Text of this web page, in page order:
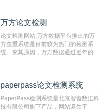
万方论文检测
论文检测网站,万方数据平台推出的万
方查重系统是目前较为热门的检测系
统。究其原因，万方数据通过近年的发
非。其次，相对于知网而言，万方检测
重的推荐系统。
paperpass论文检测系统
PaperPass检测系统是北京智齿数汇科
技有限公司旗下产品，网站诞生于